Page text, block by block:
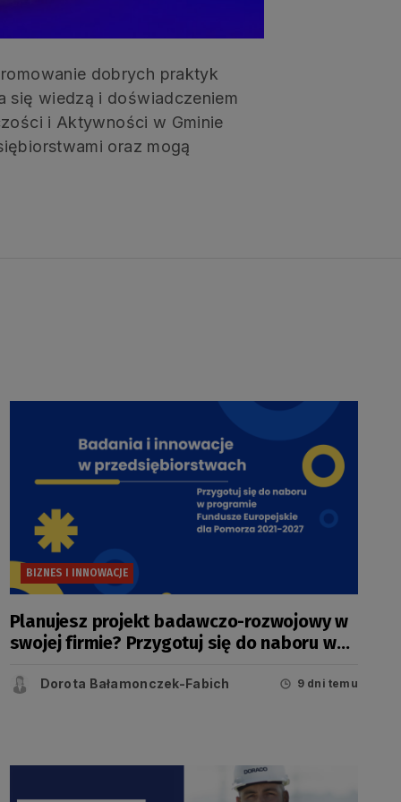
dobrych praktyk
się wiedzą i doświadczeniem
i Aktywności w Gminie
oraz mogą
BIZNES I INNOWACJE
Planujesz projekt badawczo-rozwojowy w
swojej firmie? Przygotuj się do naboru w
Dorota Bałamonczek-Fabich 9 dni temu